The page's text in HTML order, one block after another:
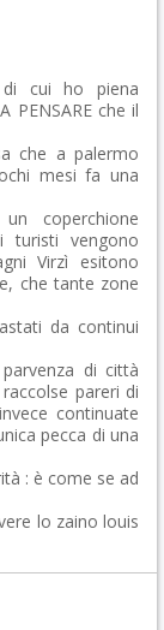
cui ho piena
PENSARE che il
che a palermo
mesi fa una
coperchione
turisti vengono
Virzì esitono
che tante zone
da continui
di città
pareri di
continuate
pecca di una
: è come se ad
lo zaino louis